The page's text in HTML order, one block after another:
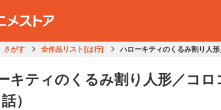
さがす 全作品リスト[は行] ハローキティのくるみ割り人
キティのくるみ割り人形／コ
）